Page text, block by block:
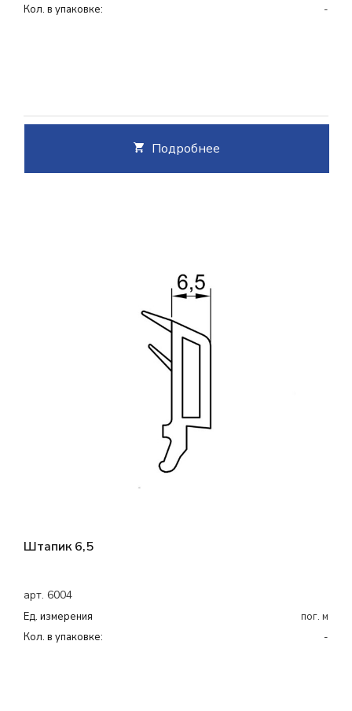
Кол. в упаковке:
-
Подробнее
Штапик 6,5
арт. 6004
Ед. измерения
пог. м
Кол. в упаковке:
-